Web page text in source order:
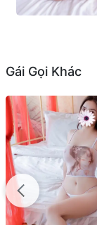
Gái Gọi Khác